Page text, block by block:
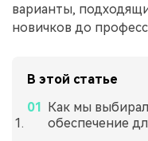
варианты,
новичков до
В этой статье
Как мы
обеспечение